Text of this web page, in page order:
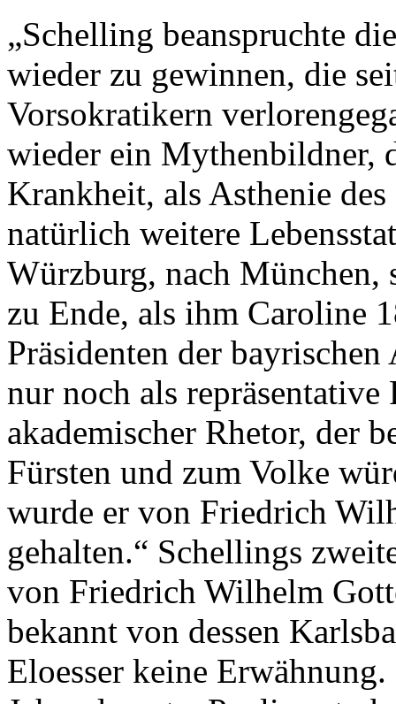
„Schelling beanspruchte
wieder zu gewinnen, die
Vorsokratikern
wieder ein Mythenbildner,
Krankheit, als Asthenie des
natürlich weitere
Würzburg, nach
zu Ende, als ihm Caroline
Präsidenten der
nur noch als
akademischer Rhetor, der
Fürsten und zum Volke
wurde er von Friedrich
gehalten.“ Schellings
von Friedrich Wilhelm
bekannt von dessen
Eloesser keine